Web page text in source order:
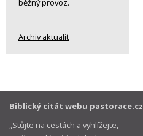
běžný provoz.
Archiv aktualit
Biblický citát webu pastorace.cz
„Stůjte na cestách a vyhlížejte,